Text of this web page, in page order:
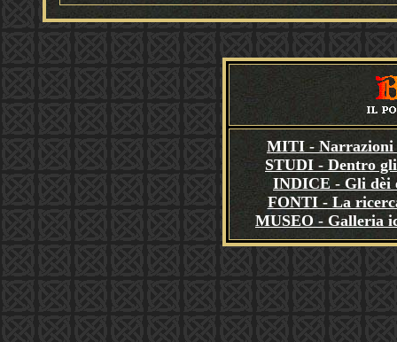
MITI - Narrazioni
STUDI - Dentro
INDICE - Gli dèi
FONTI - La
MUSEO - Galleria